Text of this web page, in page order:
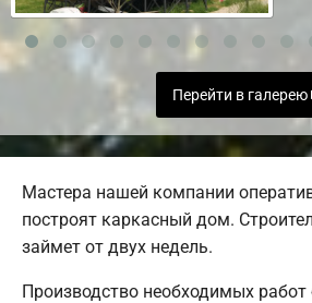
Перейти в галерею
Мастера нашей компании
построят каркасный дом.
займет от двух недель.
Производство необходимых работ